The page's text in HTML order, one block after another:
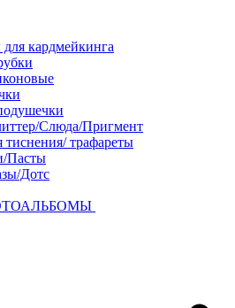
кардмейкинга
Слюда/Пригмент
трафареты
Пасты
Дотс